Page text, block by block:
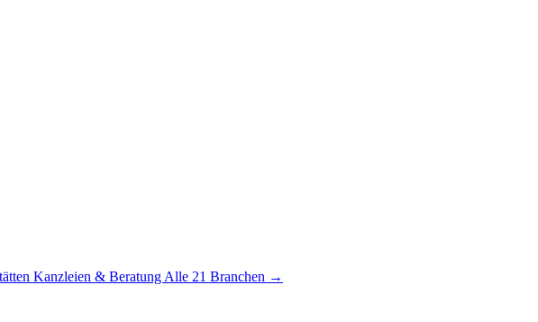
Kanzleien & Beratung Alle 21 Branchen →